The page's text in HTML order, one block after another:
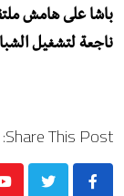
باشا على هامش
ناجعة لتشغيل
Share This Post: